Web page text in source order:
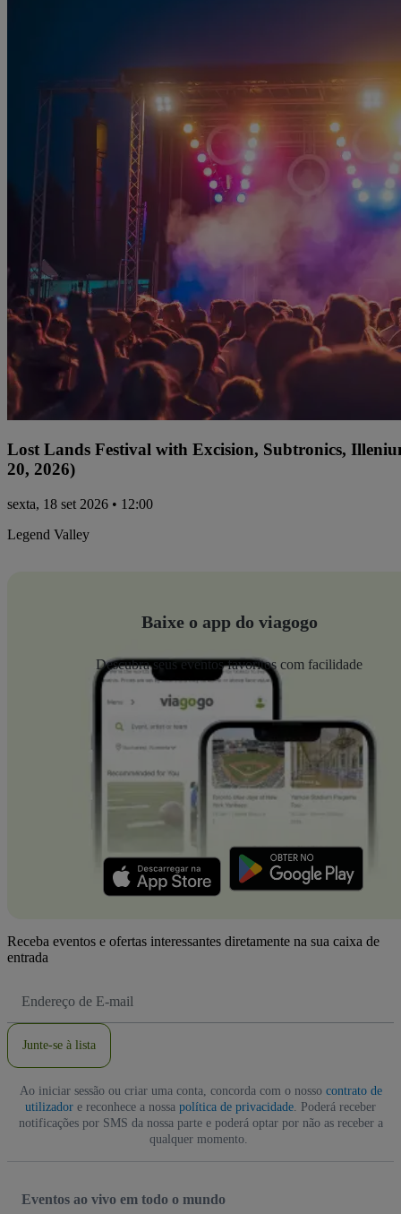
Lost Lands Festival with Excision, Subtronics,
20, 2026)
sexta, 18 set 2026 • 12:00
Legend Valley
Baixe o app do viagogo
Descubra seus eventos favoritos com facilidade
Receba eventos e ofertas interessantes diretamente na sua caixa de
entrada
de
Junte-se à lista
Ao iniciar sessão ou criar uma conta, concorda com o nosso contrato de
utilizador e reconhece a nossa política de privacidade. Poderá receber
notificações por SMS da nossa parte e poderá optar por não as receber a
qualquer momento.
Eventos ao vivo em todo o mundo